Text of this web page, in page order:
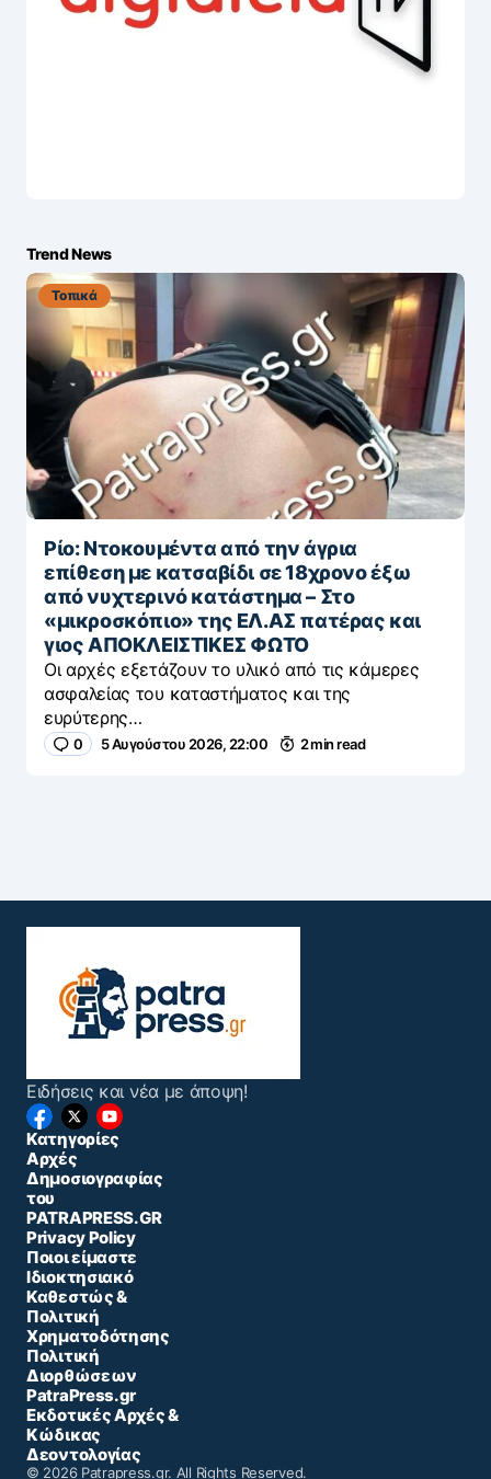
Trend News
Τοπικά
Ρίο: Ντοκουμέντα από την άγρια
επίθεση με κατσαβίδι σε 18χρονο έξω
από νυχτερινό κατάστημα – Στο
«μικροσκόπιο» της ΕΛ.ΑΣ πατέρας και
γιος ΑΠΟΚΛΕΙΣΤΙΚΕΣ ΦΩΤΟ
Οι αρχές εξετάζουν το υλικό από τις κάμερες
ασφαλείας του καταστήματος και της
ευρύτερης…
0 5 Αυγούστου 2026, 22:00 2 min read
Ειδήσεις και νέα με άποψη!
Κατηγορίες
Αρχές
Δημοσιογραφίας
του
PATRAPRESS.GR
Privacy Policy
Ποιοι είμαστε
Ιδιοκτησιακό
Καθεστώς &
Πολιτική
Χρηματοδότησης
Πολιτική
Διορθώσεων
PatraPress.gr
Εκδοτικές Αρχές &
Κώδικας
Δεοντολογίας
© 2026 Patrapress.gr. All Rights Reserved.